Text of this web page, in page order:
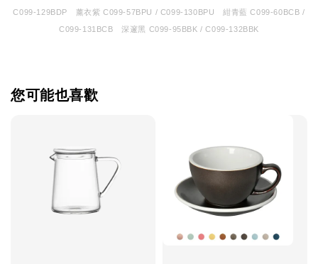
C099-129BDP 薰衣紫 C099-57BPU / C099-130BPU 紺青藍 C099-60BCB /
C099-131BCB 深邃黑 C099-95BBK / C099-132BBK
您可能也喜歡